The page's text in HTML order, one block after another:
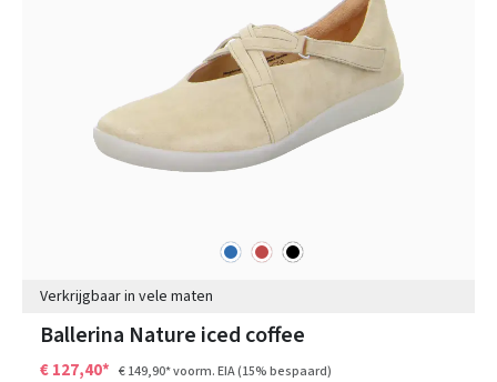
blauwroodzwart
Verkrijgbaar in vele maten
Ballerina Nature iced coffee
€ 127,40* € 149,90*voorm. EIA(15% bespaard)